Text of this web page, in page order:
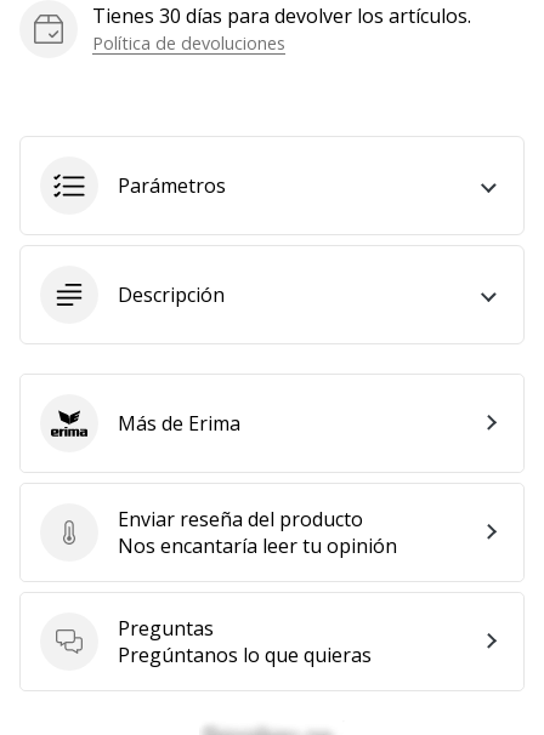
Tienes 30 días para devolver los artículos.
Política de devoluciones
Parámetros
Descripción
Enviar reseña del producto
Enviar reseña del producto
Nos encantaría leer tu opinión
Preguntas
Preguntas
Pregúntanos lo que quieras
ErimaMás de Erima